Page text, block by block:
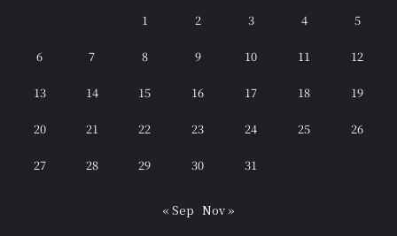
1
2 3 4 5
6 7 8 9 10 11 12
13 14 15 16 17 18 19
20 21 22 23 24 25 26
27 28 29 30 31
« Sep Nov »